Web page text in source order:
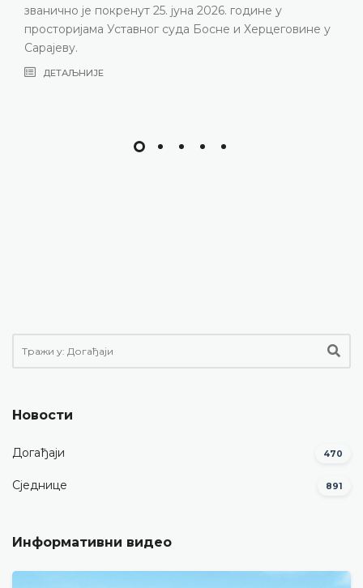
званично је покренут 25. јуна 2026. године у
просторијама Уставног суда Босне и Херцеговине у
Сарајеву.
ДЕТАЉНИЈЕ
Новости
Догађаји 470
Сједнице 891
Информативни видео